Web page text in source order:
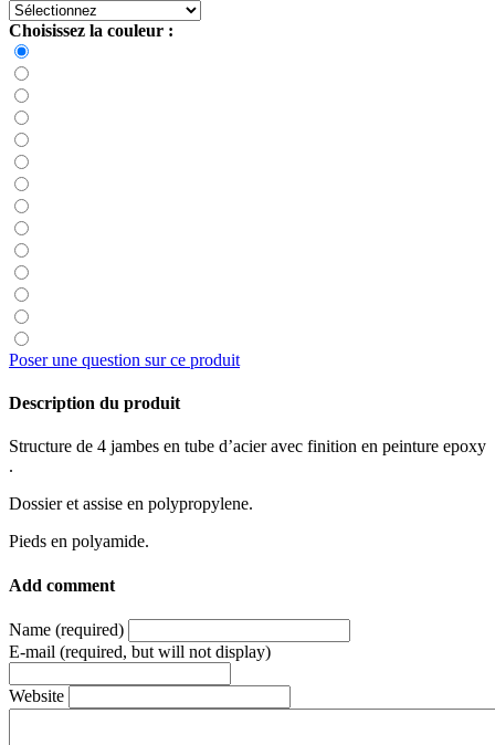
Choisissez la couleur :
Poser une question sur ce produit
Description du produit
Structure de 4 jambes en tube d’acier avec finition en peinture epoxy
.
Dossier et assise en polypropylene.
Pieds en polyamide.
Add comment
Name (required)
E-mail (required, but will not display)
Website